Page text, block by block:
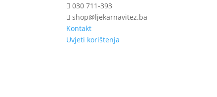
030 711-393
shop@ljekarnavitez.ba
Kontakt
Uvjeti korištenja